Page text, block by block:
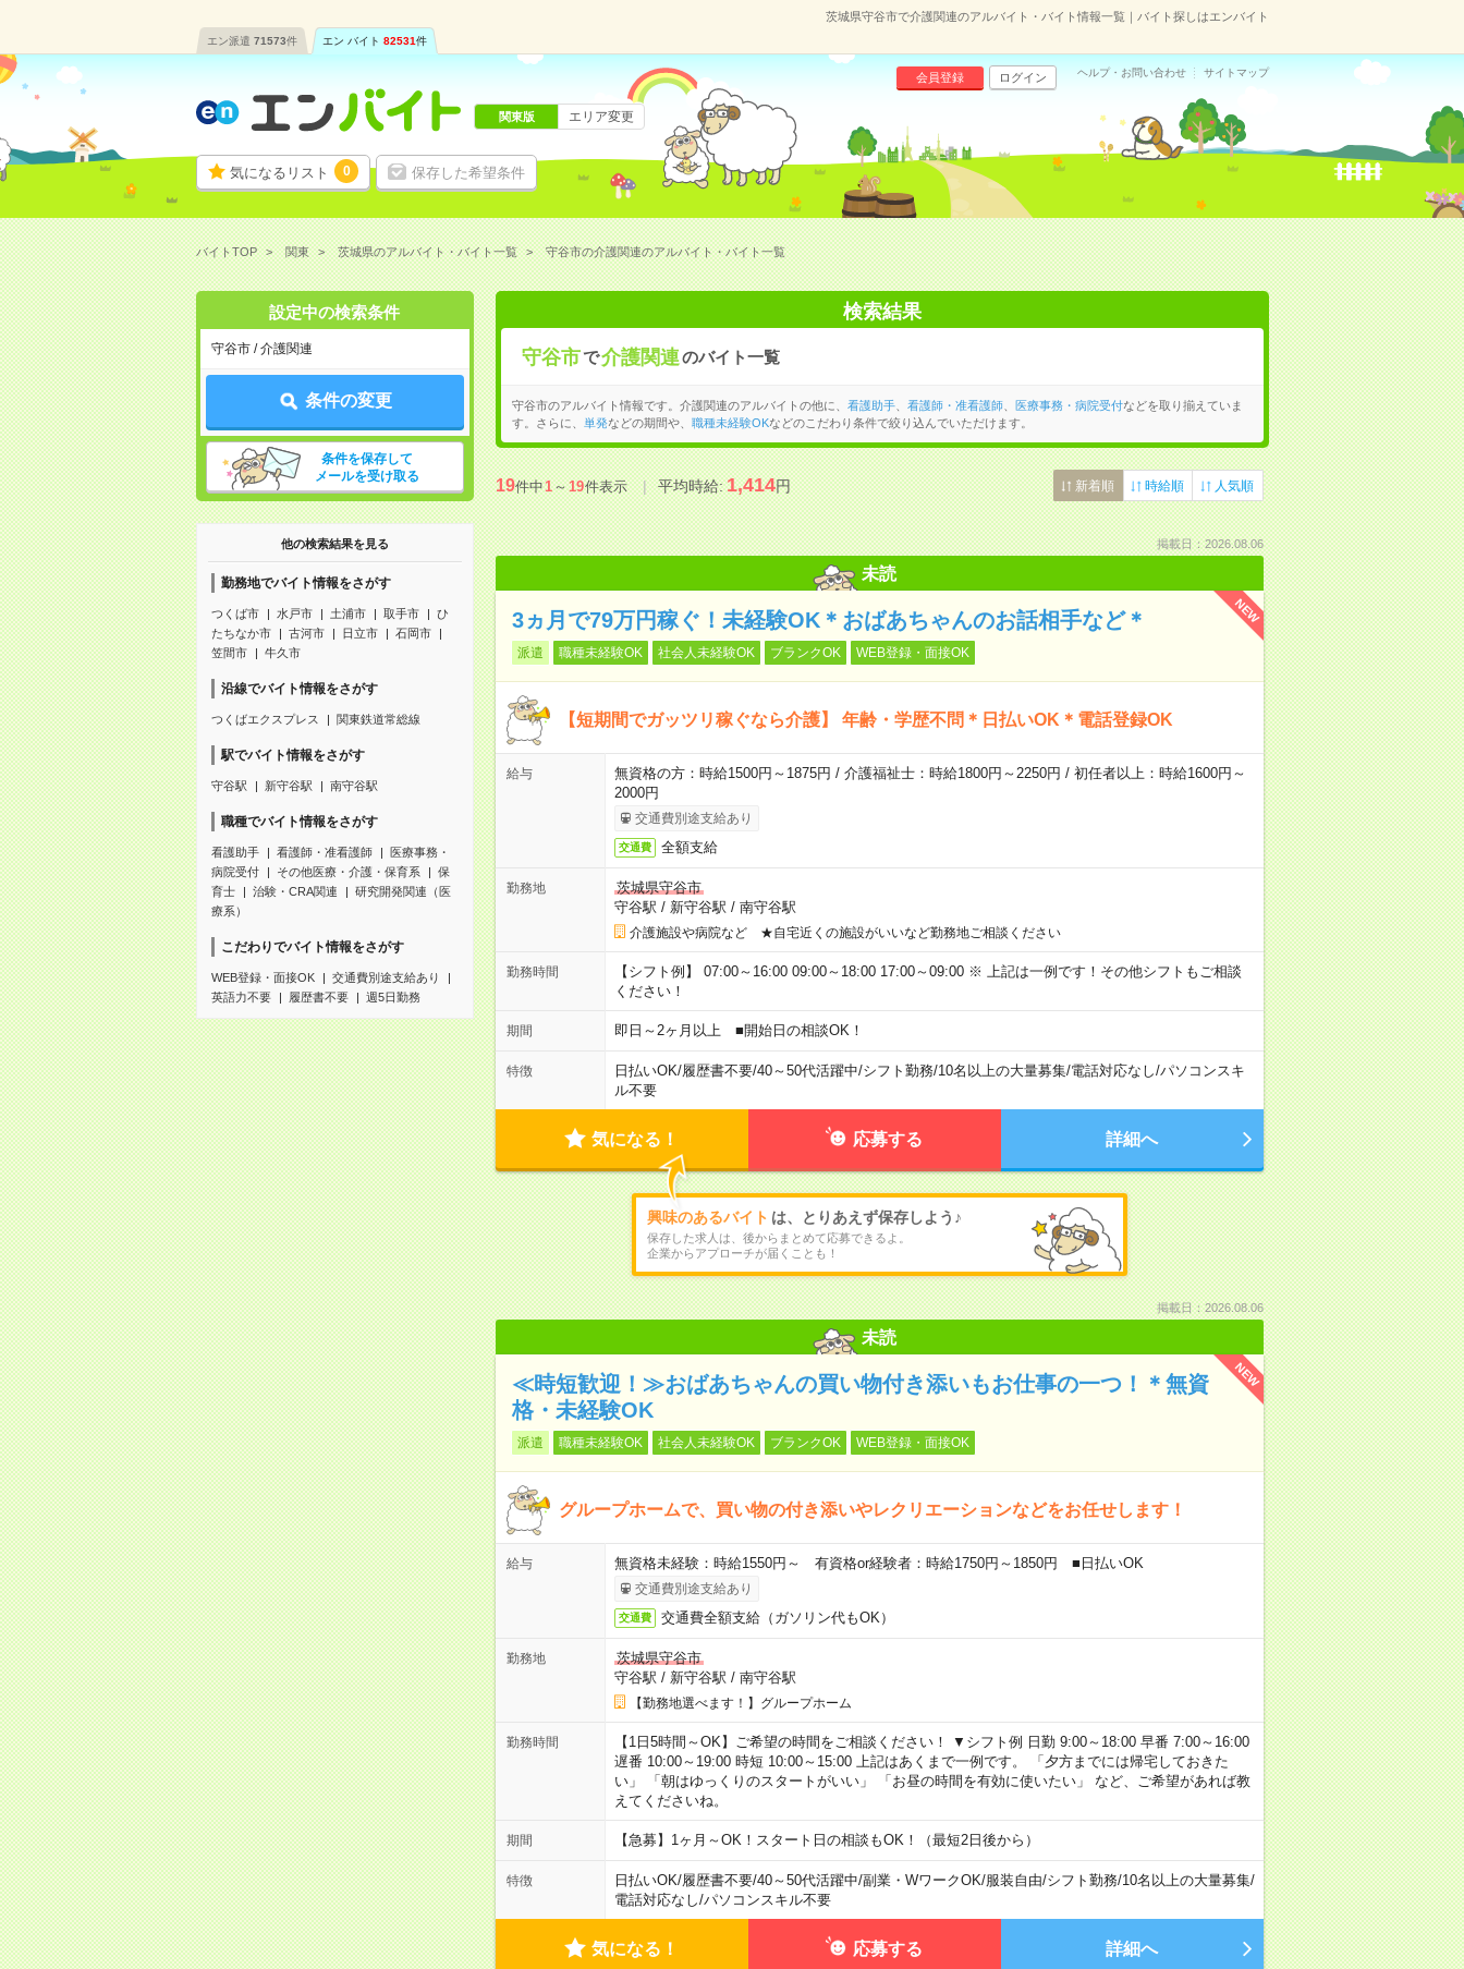
茨城県守谷市で介護関連のアルバイト・バイト情報一覧｜バイト探しはエンバイト
エン派遣 71573件 エン バイト 82531件
気になるリスト 0 保存した希望条件
会員登録 ログイン ヘルプ・お問い合わせ サイトマップ
関東版 エリア変更
バイトTOP 関東 茨城県のアルバイト・バイト一覧 守谷市の介護関連のアルバイト・バイト一覧
設定中の検索条件
守谷市 / 介護関連
条件の変更
条件を保存して
メールを受け取る
他の検索結果を見る
勤務地でバイト情報をさがす
つくば市 水戸市 土浦市 取手市
ひ
たちなか市
古河市 日立市
石岡市
笠間市
牛久市
沿線でバイト情報をさがす
つくばエクスプレス 関東鉄道常総線
駅でバイト情報をさがす
守谷駅 新守谷駅 南守谷駅
職種でバイト情報をさがす
看護助手 看護師・准看護師
医療事務・
病院受付
その他医療・介護・保育系
保
育士
治験・CRA関連
研究開発関連（医
療系）
こだわりでバイト情報をさがす
WEB登録・面接OK
交通費別途支給あり
英語力不要
履歴書不要 週5日勤務
検索結果
守谷市で介護関連のバイト一覧
守谷市のアルバイト情報です。介護関連のアルバイトの他に、 看護助手、 看護師・准看護師、 医療事務・病院受付などを取り揃えていま
す。さらに、
単発などの期間や、 職種未経験OKなどのこだわり条件で絞り込んでいただけます。
19件中1～19件表示 平均時給:1,414円 新着順 時給順 人気順
掲載日：2026.08.06
未読
NEW
3ヵ月で79万円稼ぐ！未経験OK＊おばあちゃんのお話相手など＊
派遣 職種未経験OK 社会人未経験OK ブランクOK WEB登録・面接OK
【短期間でガッツリ稼ぐなら介護】 年齢・学歴不問＊日払いOK＊電話登録OK
給与
無資格の方：時給1500円～1875円 / 介護福祉士：時給1800円～2250円 / 初任者以上：時給1600円～
2000円
交通費別途支給あり
交通費 全額支給
勤務地
茨城県守谷市
守谷駅 / 新守谷駅 / 南守谷駅
介護施設や病院など ★自宅近くの施設がいいなど勤務地ご相談ください
勤務時間
【シフト例】 07:00～16:00 09:00～18:00 17:00～09:00 ※ 上記は一例です！その他シフトもご相談
ください！
期間 即日～2ヶ月以上 ■開始日の相談OK！
特徴 日払いOK/履歴書不要/40～50代活躍中/シフト勤務/10名以上の大量募集/電話対応なし/パソコンスキ
ル不要
気になる！ 応募する 詳細へ
興味のあるバイト は、とりあえず保存しよう♪
保存した求人は、後からまとめて応募できるよ。
企業からアプローチが届くことも！
掲載日：2026.08.06
未読
NEW
≪時短歓迎！≫おばあちゃんの買い物付き添いもお仕事の一つ！＊無資
格・未経験OK
派遣 職種未経験OK 社会人未経験OK ブランクOK WEB登録・面接OK
グループホームで、買い物の付き添いやレクリエーションなどをお任せします！
給与 無資格未経験：時給1550円～ 有資格or経験者：時給1750円～1850円 ■日払いOK
交通費別途支給あり
交通費 交通費全額支給（ガソリン代もOK）
勤務地
茨城県守谷市
守谷駅 / 新守谷駅 / 南守谷駅
【勤務地選べます！】グループホーム
勤務時間
【1日5時間～OK】ご希望の時間をご相談ください！ ▼シフト例 日勤 9:00～18:00 早番 7:00～16:00
遅番 10:00～19:00 時短 10:00～15:00 上記はあくまで一例です。 「夕方までには帰宅しておきた
い」 「朝はゆっくりのスタートがいい」 「お昼の時間を有効に使いたい」 など、ご希望があれば教
えてくださいね。
期間 【急募】1ヶ月～OK！スタート日の相談もOK！（最短2日後から）
特徴 日払いOK/履歴書不要/40～50代活躍中/副業・WワークOK/服装自由/シフト勤務/10名以上の大量募集/
電話対応なし/パソコンスキル不要
気になる！ 応募する 詳細へ